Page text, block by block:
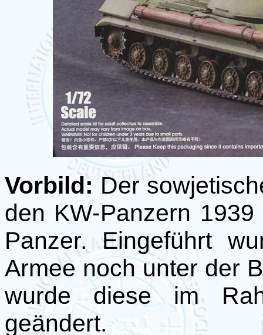
Vorbild: Der
den KW-Panzern
Panzer. Eingeführt
Armee noch unter der
wurde diese im
geändert.